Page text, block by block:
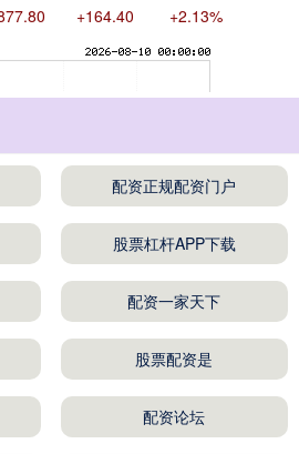
+39.68 +1.02%
+200.89 +1.42%
配资正规配资门户
股票杠杆APP下载
配资一家天下
股票配资是
配资论坛